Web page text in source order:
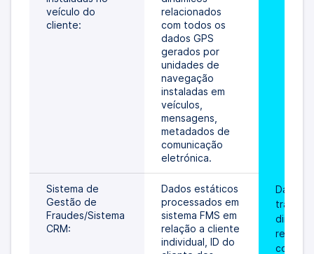
veículo do
cliente:
relacionados
com todos os
dados GPS
gerados por
unidades de
navegação
instaladas em
veículos,
mensagens,
metadados de
comunicação
eletrónica.
Sistema de
Gestão de
Fraudes/Sistema
CRM:
Dados estáticos
processados em
sistema FMS em
relação a cliente
individual, ID do
Dados
com